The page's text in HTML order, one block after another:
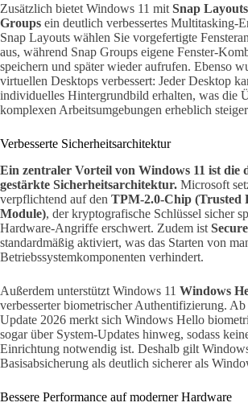
Zusätzlich bietet Windows 11 mit Snap
Groups ein deutlich verbessertes Multitasking-
Snap Layouts wählen Sie vorgefertigte
aus, während Snap Groups eigene Fenster-
speichern und später wieder aufrufen. Ebenso
virtuellen Desktops verbessert: Jeder Desktop
individuelles Hintergrundbild erhalten, was die
komplexen Arbeitsumgebungen erheblich
Verbesserte Sicherheitsarchitektur
Ein zentraler Vorteil von Windows 11 ist die
gestärkte Sicherheitsarchitektur. Microsoft
verpflichtend auf den TPM-2.0-Chip (Trusted
Module), der kryptografische Schlüssel sicher
Hardware-Angriffe erschwert. Zudem ist
standardmäßig aktiviert, was das Starten von
Betriebssystemkomponenten verhindert.
Außerdem unterstützt Windows 11 Windows
verbesserter biometrischer Authentifizierung.
Update 2026 merkt sich Windows Hello
sogar über System-Updates hinweg, sodass
Einrichtung notwendig ist. Deshalb gilt
Basisabsicherung als deutlich sicherer als
Bessere Performance auf moderner Hardware